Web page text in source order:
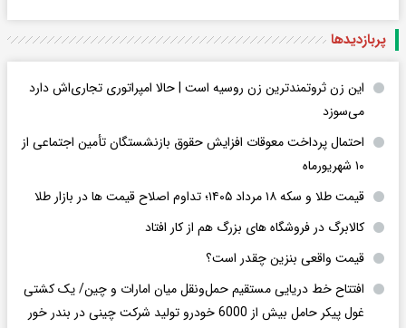
پربازدید‌ها
این زن ثروتمندترین زن روسیه است | حالا امپراتوری تجاری‌اش دارد
می‌سوزد
احتمال پرداخت معوقات افزایش حقوق بازنشستگان تأمین اجتماعی از
۱۰ شهریورماه
قیمت طلا و سکه ۱۸ مرداد ۱۴۰۵؛ تداوم اصلاح قیمت ها در بازار طلا
کالابرگ در فروشگاه های بزرگ هم از کار افتاد
قیمت واقعی بنزین چقدر است؟
افتتاح خط دریایی مستقیم حمل‌ونقل میان امارات و چین/ یک کشتی
غول پیکر حامل بیش از 6000 خودرو تولید شرکت چینی در بندر خور